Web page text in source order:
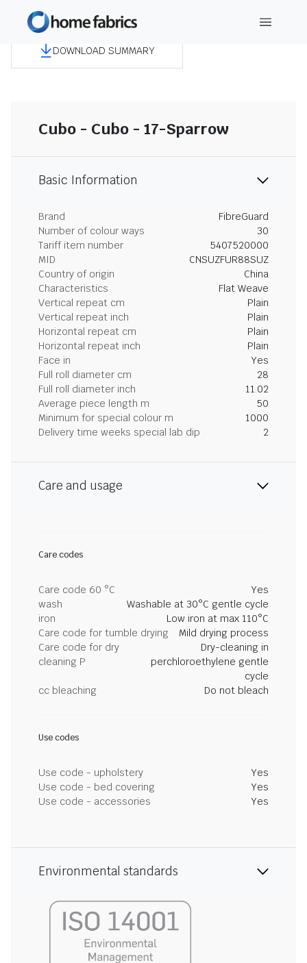
DOWNLOAD SUMMARY
Cubo - Cubo - 17-Sparrow
Basic Information
Brand
FibreGuard
Number of colour ways
30
Tariff item number
5407520000
MID
CNSUZFUR88SUZ
Country of origin
China
Characteristics
Flat Weave
Vertical repeat cm
Plain
Vertical repeat inch
Plain
Horizontal repeat cm
Plain
Horizontal repeat inch
Plain
Face in
Yes
Full roll diameter cm
28
Full roll diameter inch
11.02
Average piece length m
50
Minimum for special colour m
1000
Delivery time weeks special lab dip
2
Care and usage
Care codes
Care code 60 °C
Yes
wash
Washable at 30°C gentle cycle
iron
Low iron at max 110°C
Care code for tumble drying
Mild drying process
Care code for dry
cleaning P
Dry-cleaning in
perchloroethylene gentle
cycle
cc bleaching
Do not bleach
Use codes
Use code - upholstery
Yes
Use code - bed covering
Yes
Use code - accessories
Yes
Environmental standards